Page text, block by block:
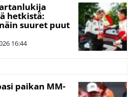
hetkistä:
suuret puut
16:44
paikan MM-